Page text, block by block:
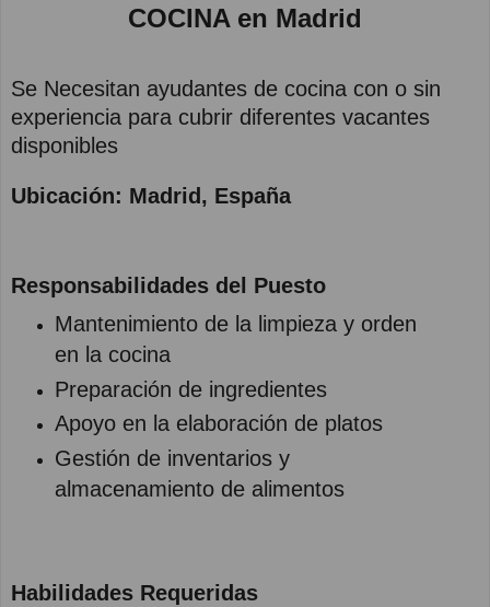
COCINA en Madrid
Se Necesitan ayudantes de cocina con o sin
experiencia para cubrir diferentes vacantes
disponibles
Ubicación: Madrid, España
Responsabilidades del Puesto
Mantenimiento de la limpieza y orden
en la cocina
Preparación de ingredientes
Apoyo en la elaboración de platos
Gestión de inventarios y
almacenamiento de alimentos
Habilidades Requeridas